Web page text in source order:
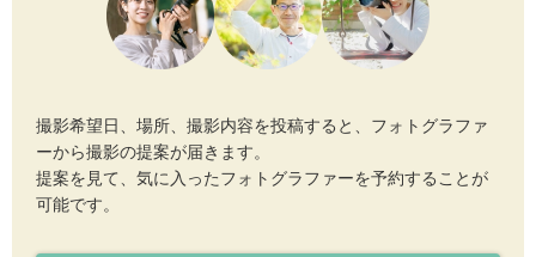
撮影希望日、場所、撮影内容を投稿すると、フォトグラファ
ーから撮影の提案が届きます。
提案を見て、気に入ったフォトグラファーを予約することが
可能です。